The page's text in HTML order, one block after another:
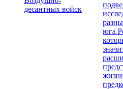
десантных войск
юга